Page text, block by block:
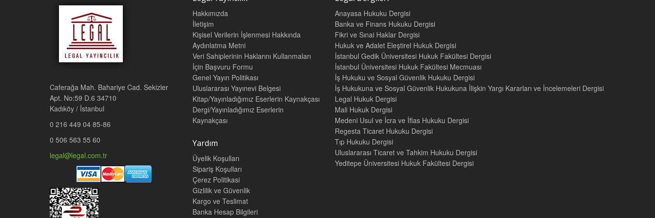
Caferağa Mah. Bahariye Cad. Sekizler
Apt. No:59 D.6 34710
Kadıköy / İstanbul
0 216 449 04 85-86
0 506 563 55 60
legal@legal.com.tr
Hakkımızda
İletişim
Kişisel Verilerin İşlenmesi Hakkında
Aydınlatma Metni
Veri Sahiplerinin Haklarını Kullanmaları
İçin Başvuru Formu
Genel Yayın Politikası
Uluslararası Yayınevi Belgesi
Kitap/Yayınladığımız Eserlerin Kaynakçası
Dergi/Yayınladığımız Eserlerin
Kaynakçası
Yardım
Üyelik Koşulları
Sipariş Koşulları
Çerez Politikasi
Gizlilik ve Güvenlik
Kargo ve Teslimat
Banka Hesap Bilgileri
Anayasa Hukuku Dergisi
Banka ve Finans Hukuku Dergisi
Fikri ve Sınai Haklar Dergisi
Hukuk ve Adalet Eleştirel Hukuk Dergisi
İstanbul Gedik Üniversitesi Hukuk Fakültesi Dergisi
İstanbul Üniversitesi Hukuk Fakültesi Mecmuası
İş Hukuku ve Sosyal Güvenlik Hukuku Dergisi
İş Hukukuna ve Sosyal Güvenlik Hukukuna İlişkin Yargı Kararları ve İncelemeleri Dergisi
Legal Hukuk Dergisi
Mali Hukuk Dergisi
Medeni Usul ve İcra ve İflas Hukuku Dergisi
Regesta Ticaret Hukuku Dergisi
Tıp Hukuku Dergisi
Uluslararası Ticaret ve Tahkim Hukuku Dergisi
Yeditepe Üniversitesi Hukuk Fakültesi Dergisi